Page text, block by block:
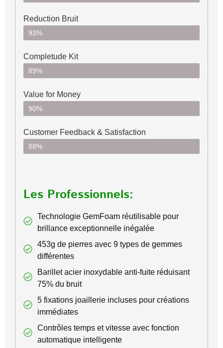
Reduction Bruit
93%
Completude Kit
89%
Value for Money
90%
Customer Feedback & Satisfaction​
88%
Les Professionnels:
Technologie GemFoam réutilisable pour
brillance exceptionnelle inégalée
453g de pierres avec 9 types de gemmes
différentes
Barillet acier inoxydable anti-fuite réduisant
75% du bruit
5 fixations joaillerie incluses pour créations
immédiates
Contrôles temps et vitesse avec fonction
automatique intelligente